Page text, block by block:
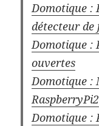
Domotique :
détecteur de
Domotique :
ouvertes
Domotique :
RaspberryPi2
Domotique :